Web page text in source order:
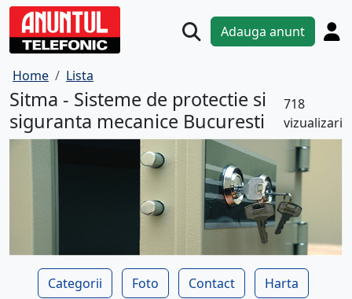
Adauga anunt
Home Lista
Sitma - Sisteme de protectie si
siguranta mecanice Bucuresti
718
vizualizari
Categorii Foto Contact Harta